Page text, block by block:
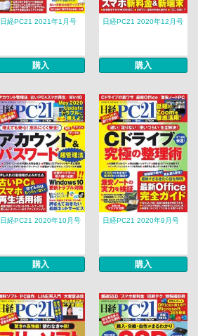
日経PC21 2021年1月号
購入
日経PC21 2020年12月号
購入
日経PC21 2020年10月号
購入
日経PC21 2020年9月号
購入